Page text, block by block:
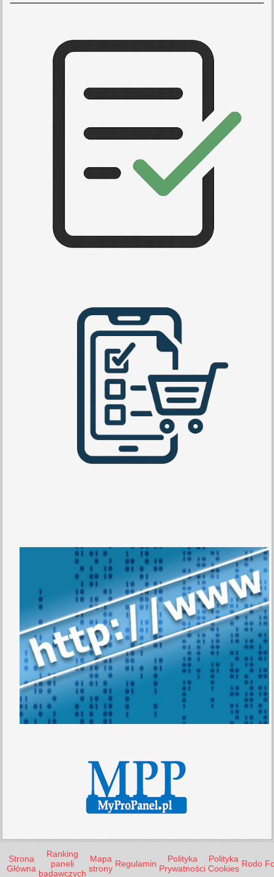
Strona
Główna
Ranking
paneli
badawczych
Mapa
strony Regulamin
Polityka
Prywatności
Polityka
Cookies Rodo